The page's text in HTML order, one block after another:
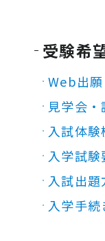
受験希
Web出願
見学会
入試体験
入学試験
入試出題
入学手続